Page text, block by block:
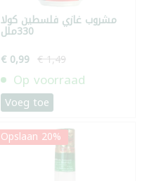
مشروب غازي فلسطين كولا
330ملل
€ 0,99 € 1,49
Op voorraad
Voeg toe
Opslaan 20%